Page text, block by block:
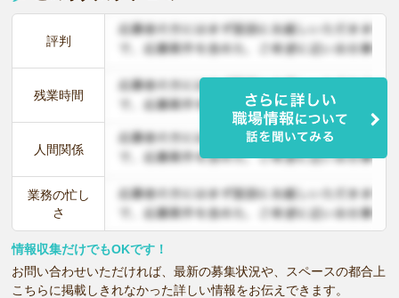
評判
残業時間
人間関係
業務の忙し
さ
情報収集だけでもOKです！
お問い合わせいただければ、最新の募集状況や、スペースの都合上
こちらに掲載しきれなかった詳しい情報をお伝えできます。